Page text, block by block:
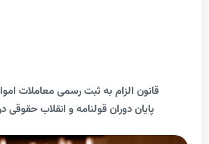
الزام به ثبت رسمی معاملات اموال غیرمنقول؛
پایان دوران قولنامه و انقلاب حقوقی در بازار املاک